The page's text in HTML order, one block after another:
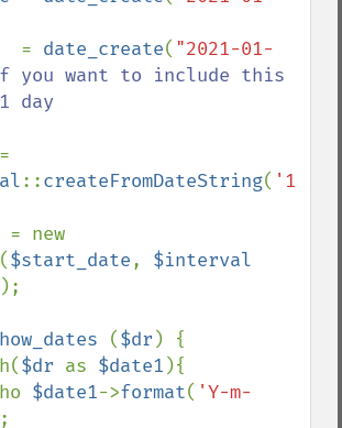
= date_create( "2021-01-
want to include this
day
::createFromDateString( '1
($start_date,
);
($dr ) {
$dr as $date1 ){
echo
$date1->format( 'Y-m-
;